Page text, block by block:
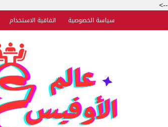
-->
سياسة الخصوصية اتفاقية الاستخدام